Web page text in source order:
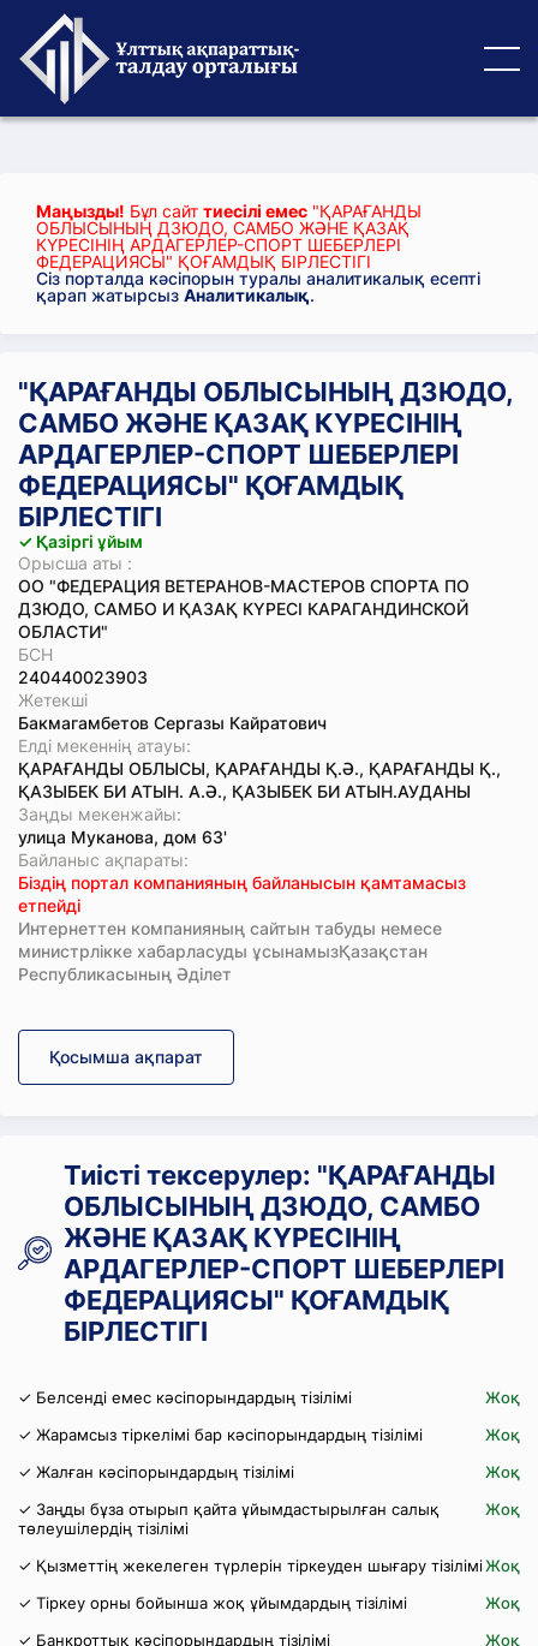
Маңызды! Бұл сайт тиесілі емес "ҚАРАҒАНДЫ
ОБЛЫСЫНЫҢ ДЗЮДО, САМБО ЖӘНЕ ҚАЗАҚ
КҮРЕСІНІҢ АРДАГЕРЛЕР-СПОРТ ШЕБЕРЛЕРІ
ФЕДЕРАЦИЯСЫ" ҚОҒАМДЫҚ БІРЛЕСТІГІ
Сіз порталда кәсіпорын туралы аналитикалық есепті
қарап жатырсыз Аналитикалық.
"ҚАРАҒАНДЫ ОБЛЫСЫНЫҢ ДЗЮДО,
САМБО ЖӘНЕ ҚАЗАҚ КҮРЕСІНІҢ
АРДАГЕРЛЕР-СПОРТ ШЕБЕРЛЕРІ
ФЕДЕРАЦИЯСЫ" ҚОҒАМДЫҚ
БІРЛЕСТІГІ
✓ Қазіргі ұйым
Орысша аты :
ОО "ФЕДЕРАЦИЯ ВЕТЕРАНОВ-МАСТЕРОВ СПОРТА ПО
ДЗЮДО, САМБО И ҚАЗАҚ КҮРЕСІ КАРАГАНДИНСКОЙ
ОБЛАСТИ"
БСН
240440023903
Жетекші
Бакмагамбетов Сергазы Кайратович
Елді мекеннің атауы:
ҚАРАҒАНДЫ ОБЛЫСЫ, ҚАРАҒАНДЫ Қ.Ә., ҚАРАҒАНДЫ Қ.,
ҚАЗЫБЕК БИ АТЫН. А.Ә., ҚАЗЫБЕК БИ АТЫН.АУДАНЫ
Заңды мекенжайы:
улица Муканова, дом 63'
Байланыс ақпараты:
Біздің портал компанияның байланысын қамтамасыз
етпейді
Интернеттен компанияның сайтын табуды немесе
министрлікке хабарласуды ұсынамызҚазақстан
Республикасының Әділет
Қосымша ақпарат
Тиісті тексерулер: "ҚАРАҒАНДЫ
ОБЛЫСЫНЫҢ ДЗЮДО, САМБО
ЖӘНЕ ҚАЗАҚ КҮРЕСІНІҢ
АРДАГЕРЛЕР-СПОРТ ШЕБЕРЛЕРІ
ФЕДЕРАЦИЯСЫ" ҚОҒАМДЫҚ
БІРЛЕСТІГІ
✓ Белсенді емес кәсіпорындардың тізілімі
Жоқ
✓ Жарамсыз тіркелімі бар кәсіпорындардың тізілімі
Жоқ
✓ Жалған кәсіпорындардың тізілімі
Жоқ
✓ Заңды бұза отырып қайта ұйымдастырылған салық
төлеушілердің тізілімі
Жоқ
✓ Қызметтің жекелеген түрлерін тіркеуден шығару тізіліміЖоқ
✓ Тіркеу орны бойынша жоқ ұйымдардың тізілімі
Жоқ
✓ Банкроттық кәсіпорындардың тізілімі
Жоқ